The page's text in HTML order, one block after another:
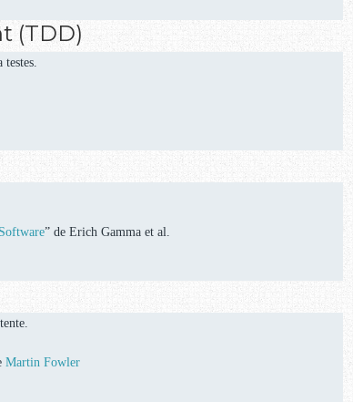
(TDD)
testes.
” de Erich Gamma et al.
Martin Fowler